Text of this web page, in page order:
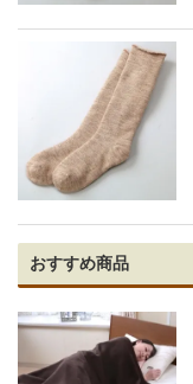
おすすめ商品